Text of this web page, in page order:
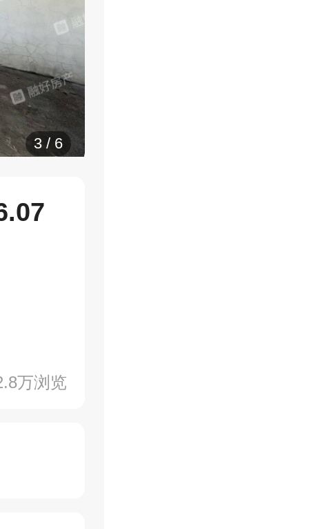
4 / 6
万浏览